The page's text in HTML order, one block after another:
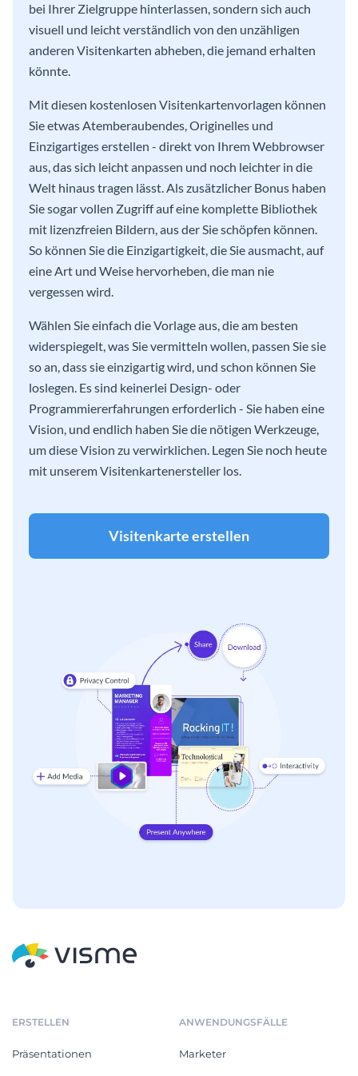
bei Ihrer Zielgruppe hinterlassen, sondern sich auch
visuell und leicht verständlich von den unzähligen
anderen Visitenkarten abheben, die jemand erhalten
könnte.
Mit diesen kostenlosen Visitenkartenvorlagen können
Sie etwas Atemberaubendes, Originelles und
Einzigartiges erstellen - direkt von Ihrem Webbrowser
aus, das sich leicht anpassen und noch leichter in die
Welt hinaus tragen lässt. Als zusätzlicher Bonus haben
Sie sogar vollen Zugriff auf eine komplette Bibliothek
mit lizenzfreien Bildern, aus der Sie schöpfen können.
So können Sie die Einzigartigkeit, die Sie ausmacht, auf
eine Art und Weise hervorheben, die man nie
vergessen wird.
Wählen Sie einfach die Vorlage aus, die am besten
widerspiegelt, was Sie vermitteln wollen, passen Sie sie
so an, dass sie einzigartig wird, und schon können Sie
loslegen. Es sind keinerlei Design- oder
Programmiererfahrungen erforderlich - Sie haben eine
Vision, und endlich haben Sie die nötigen Werkzeuge,
um diese Vision zu verwirklichen. Legen Sie noch heute
mit unserem Visitenkartenersteller los.
Visitenkarte erstellen
ERSTELLEN
Präsentationen
ANWENDUNGSFÄLLE
Marketer